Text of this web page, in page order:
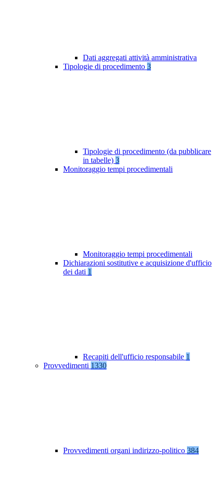
Dati aggregati attività amministrativa
Tipologie di procedimento 3
Tipologie di procedimento (da pubblicare
in tabelle) 3
Monitoraggio tempi procedimentali
Monitoraggio tempi procedimentali
Dichiarazioni sostitutive e acquisizione d'ufficio
dei dati 1
Recapiti dell'ufficio responsabile 1
Provvedimenti 1330
Provvedimenti organi indirizzo-politico 384